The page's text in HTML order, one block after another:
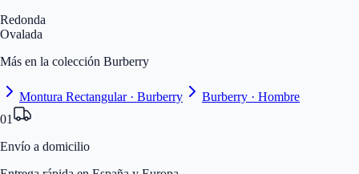
Redonda
Ovalada
Más en la colección Burberry
Montura Rectangular · Burberry
Burberry · Hombre
01
Envío a domicilio